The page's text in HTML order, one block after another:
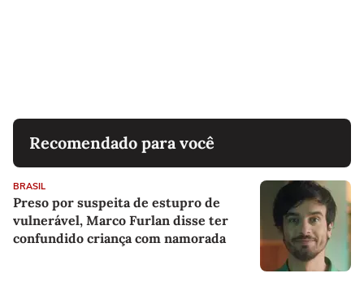
Recomendado para você
BRASIL
Preso por suspeita de estupro de
vulnerável, Marco Furlan disse ter
confundido criança com namorada